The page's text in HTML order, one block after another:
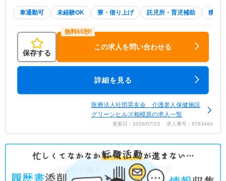
車通勤可 未経験OK 寮・借り上げ 託児所・育児補助 積極
保存する
この求人を問い合わせる
詳細を見る
医療法人社団晃友会 介護老人保健施設
グリーンヒルズ相模原の求人一覧
更新日：2026/07/23 求人番号：9763484